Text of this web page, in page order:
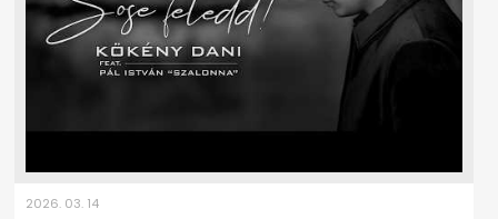
2026. 03. 14